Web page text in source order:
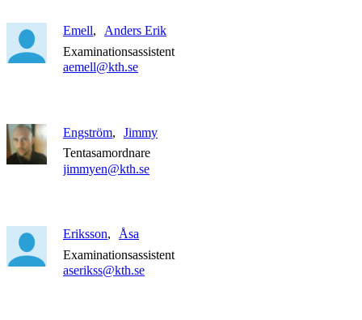
Emell
Anders Erik
Examinationsassistent
aemell@kth.se
Engström
Jimmy
Tentasamordnare
jimmyen@kth.se
Eriksson
Åsa
Examinationsassistent
aserikss@kth.se